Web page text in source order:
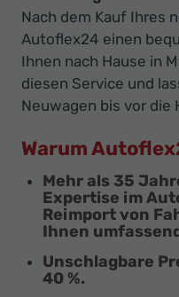
Nach dem Kauf Ihres
Autoflex24 einen
Ihnen nach Hause in
diesen Service und
Neuwagen bis vor die
Warum
Mehr als 35
Expertise im
Reimport von
Ihnen
Unschlagbare
40 %.